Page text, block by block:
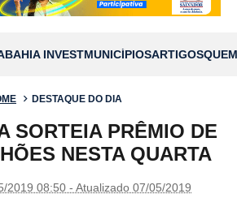
BAHIA INVESTMUNICÍPIOSARTIGOS
DESTAQUE DO DIA
SORTEIA PRÊMIO DE
NESTA QUARTA
2019 08:50 - Atualizado 07/05/2019